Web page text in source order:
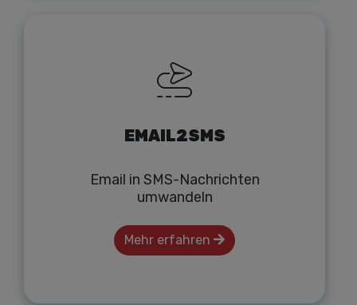
EMAIL2SMS
Email in SMS-Nachrichten
umwandeln
Mehr erfahren